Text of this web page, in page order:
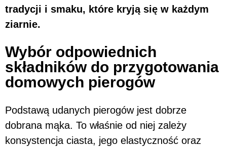
tradycji i smaku, które kryją się w każdym
ziarnie.
Wybór odpowiednich
składników do przygotowania
domowych pierogów
Podstawą udanych pierogów jest dobrze
dobrana mąka. To właśnie od niej zależy
konsystencja ciasta, jego elastyczność oraz